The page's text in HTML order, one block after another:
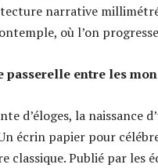
narrative
où l’on
passerelle entre les
d’éloges, la naissance
écrin papier pour
classique. Publié par les